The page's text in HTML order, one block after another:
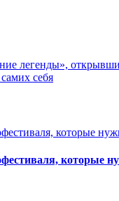
легенды»,
себя
которые